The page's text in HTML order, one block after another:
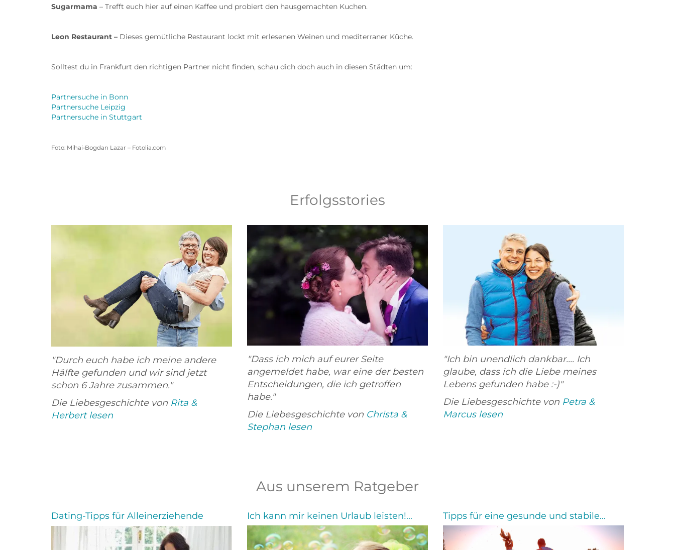
Sugarmama – Trefft euch hier auf einen Kaffee und probiert den hausgemachten Kuchen.
Leon Restaurant – Dieses gemütliche Restaurant lockt mit erlesenen Weinen und mediterraner Küche.
Solltest du in Frankfurt den richtigen Partner nicht finden, schau dich doch auch in diesen Städten um:
Partnersuche in Bonn
Partnersuche Leipzig
Partnersuche in Stuttgart
Foto: Mihai-Bogdan Lazar – Fotolia.com
Erfolgsstories
"Durch euch habe ich meine andere
Hälfte gefunden und wir sind jetzt
schon 6 Jahre zusammen."
Die Liebesgeschichte von Rita &
Herbert lesen
"Dass ich mich auf eurer Seite
angemeldet habe, war eine der besten
Entscheidungen, die ich getroffen
habe."
Die Liebesgeschichte von Christa &
Stephan lesen
"Ich bin unendlich dankbar.... Ich
glaube, dass ich die Liebe meines
Lebens gefunden habe :-)"
Die Liebesgeschichte von Petra &
Marcus lesen
Aus unserem Ratgeber
Dating-Tipps für Alleinerziehende Ich kann mir keinen Urlaub leisten!... Tipps für eine gesunde und stabile...